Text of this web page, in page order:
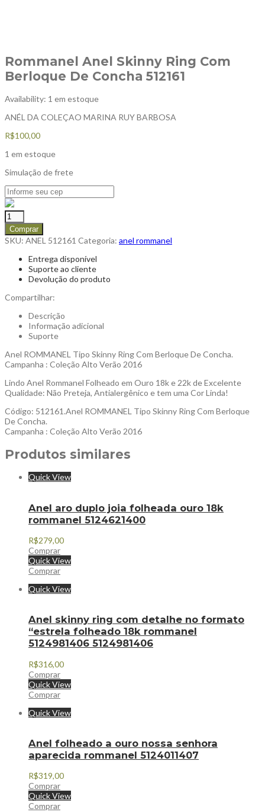
Rommanel Anel Skinny Ring Com
Berloque De Concha 512161
Availability: 1 em estoque
ANÉL DA COLEÇAO MARINA RUY BARBOSA
R$100,00
1 em estoque
Simulação de frete
Comprar
SKU: ANEL 512161 Categoria: anel rommanel
Entrega disponível
Suporte ao cliente
Devolução do produto
Compartilhar:
Descrição
Informação adicional
Suporte
Anel ROMMANEL Tipo Skinny Ring Com Berloque De Concha.
Campanha : Coleção Alto Verão 2016
Lindo Anel Rommanel Folheado em Ouro 18k e 22k de Excelente
Qualidade: Não Preteja, Antialergênico e tem uma Cor Linda!
Código: 512161.Anel ROMMANEL Tipo Skinny Ring Com Berloque
De Concha.
Campanha : Coleção Alto Verão 2016
Produtos similares
Quick View
Anel aro duplo joia folheada ouro 18k
rommanel 5124621400
R$279,00
Comprar
Quick View
Comprar
Quick View
Anel skinny ring com detalhe no formato
“estrela folheado 18k rommanel
5124981406 5124981406
R$316,00
Comprar
Quick View
Comprar
Quick View
Anel folheado a ouro nossa senhora
aparecida rommanel 5124011407
R$319,00
Comprar
Quick View
Comprar